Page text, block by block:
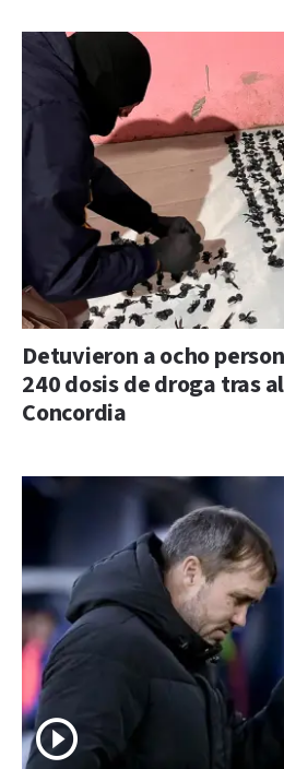
Detuvieron a ocho
240 dosis de droga tras
Concordia